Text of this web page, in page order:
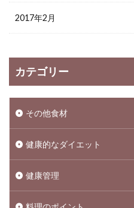
2017年2月
カテゴリー
その他食材
健康的なダイエット
健康管理